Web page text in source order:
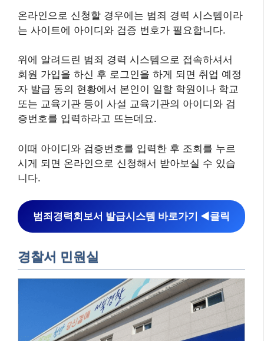
온라인으로 신청할 경우에는 범죄 경력 시스템이라
는 사이트에 아이디와 검증 번호가 필요합니다.
위에 알려드린 범죄 경력 시스템으로 접속하셔서
회원 가입을 하신 후 로그인을 하게 되면 취업 예정
자 발급 동의 현황에서 본인이 일할 학원이나 학교
또는 교육기관 등이 사설 교육기관의 아이디와 검
증번호를 입력하라고 뜨는데요.
이때 아이디와 검증번호를 입력한 후 조회를 누르
시게 되면 온라인으로 신청해서 받아보실 수 있습
니다.
범죄경력회보서 발급시스템 바로가기 ◀︎클릭
경찰서 민원실